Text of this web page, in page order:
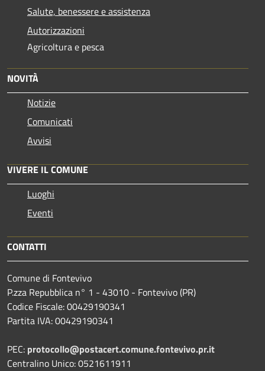
Salute, benessere e assistenza
Autorizzazioni
Agricoltura e pesca
NOVITÀ
Notizie
Comunicati
Avvisi
VIVERE IL COMUNE
Luoghi
Eventi
CONTATTI
Comune di Fontevivo
P.zza Repubblica n° 1 - 43010 - Fontevivo (PR)
Codice Fiscale: 00429190341
Partita IVA: 00429190341
PEC: protocollo@postacert.comune.fontevivo.pr.it
Centralino Unico: 0521611911